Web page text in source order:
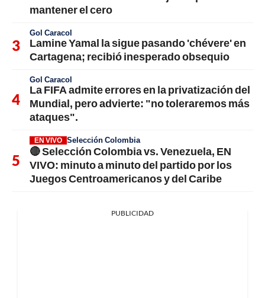
mantener el cero
Gol Caracol
Lamine Yamal la sigue pasando 'chévere' en
Cartagena; recibió inesperado obsequio
Gol Caracol
La FIFA admite errores en la privatización del
Mundial, pero advierte: "no toleraremos más
ataques".
EN VIVO Selección Colombia
🔴 Selección Colombia vs. Venezuela, EN
VIVO: minuto a minuto del partido por los
Juegos Centroamericanos y del Caribe
PUBLICIDAD